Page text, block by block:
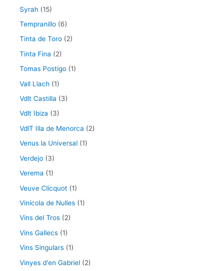
Syrah (15)
Tempranillo (6)
Tinta de Toro (2)
Tinta Fina (2)
Tomas Postigo (1)
Vall Llach (1)
Vdlt Castilla (3)
Vdlt Ibiza (3)
VdlT Illa de Menorca (2)
Venus la Universal (1)
Verdejo (3)
Verema (1)
Veuve Clicquot (1)
Vinícola de Nulles (1)
Vins del Tros (2)
Vins Gallecs (1)
Vins Singulars (1)
Vinyes d'en Gabriel (2)